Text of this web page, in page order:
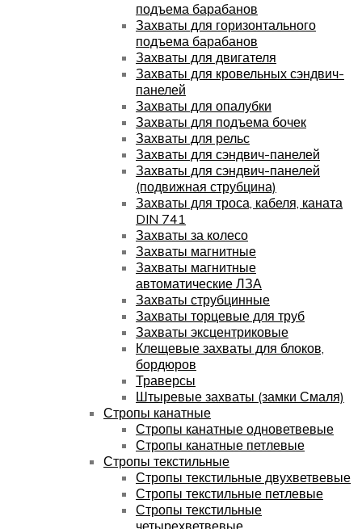
подъема барабанов
Захваты для горизонтального
подъема барабанов
Захваты для двигателя
Захваты для кровельных сэндвич-
панелей
Захваты для опалубки
Захваты для подъема бочек
Захваты для рельс
Захваты для сэндвич-панелей
Захваты для сэндвич-панелей
(подвижная струбцина)
Захваты для троса, кабеля, каната
DIN 741
Захваты за колесо
Захваты магнитные
Захваты магнитные
автоматические ЛЗА
Захваты струбцинные
Захваты торцевые для труб
Захваты эксцентриковые
Клещевые захваты для блоков,
бордюров
Траверсы
Штыревые захваты (замки Смаля)
Стропы канатные
Стропы канатные одноветвевые
Стропы канатные петлевые
Стропы текстильные
Стропы текстильные двухветвевые
Стропы текстильные петлевые
Стропы текстильные
четырехветвевые